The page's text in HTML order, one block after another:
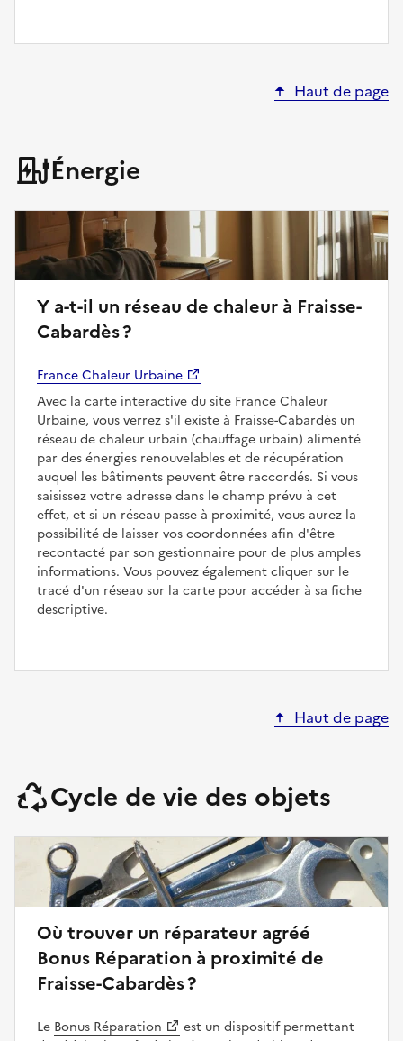
Haut de page
Énergie
Y a-t-il un réseau de chaleur à Fraisse-
Cabardès ?
France Chaleur Urbaine
Avec la carte interactive du site France Chaleur
Urbaine, vous verrez s'il existe à Fraisse-Cabardès un
réseau de chaleur urbain (chauffage urbain) alimenté
par des énergies renouvelables et de récupération
auquel les bâtiments peuvent être raccordés. Si vous
saisissez votre adresse dans le champ prévu à cet
effet, et si un réseau passe à proximité, vous aurez la
possibilité de laisser vos coordonnées afin d'être
recontacté par son gestionnaire pour de plus amples
informations. Vous pouvez également cliquer sur le
tracé d'un réseau sur la carte pour accéder à sa fiche
descriptive.
Haut de page
Cycle de vie des objets
Où trouver un réparateur agréé
Bonus Réparation à proximité de
Fraisse-Cabardès ?
Le Bonus Réparation
est un dispositif permettant